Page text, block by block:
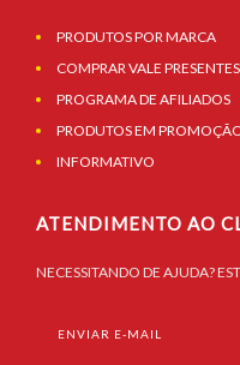
PRODUTOS POR MARCA
COMPRAR VALE PRESENTES
PROGRAMA DE AFILIADOS
PRODUTOS EM
INFORMATIVO
ATENDIMENTO AO
NECESSITANDO DE AJUDA?
ENVIAR E-MAIL